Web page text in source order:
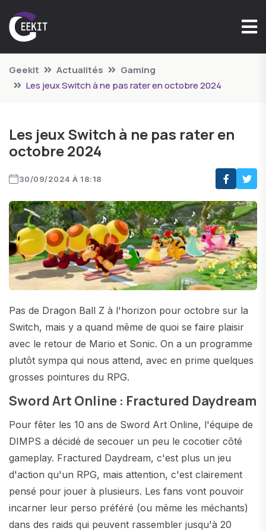
Geekit Actualités
Gaming
Les jeux Switch à ne pas rater en octobre 2024
Les jeux Switch à ne pas rater en
octobre 2024
30/09/2024 À 18:18
Pas de Dragon Ball Z à l'horizon pour octobre sur la
Switch, mais y a quand même de quoi se faire plaisir
avec le retour de Mario et Sonic. On a un programme
plutôt sympa qui nous attend, avec en prime quelques
grosses pointures du RPG.
Sword Art Online : Fractured Daydream
Pour fêter les 10 ans de Sword Art Online, l'équipe de
DIMPS a décidé de secouer un peu le cocotier côté
gameplay. Fractured Daydream, c'est plus un jeu
d'action qu'un RPG, mais attention, c'est clairement
pensé pour jouer à plusieurs. Les fans vont pouvoir
incarner leur perso préféré (ou même les méchants)
dans des raids qui peuvent rassembler jusqu'à 20